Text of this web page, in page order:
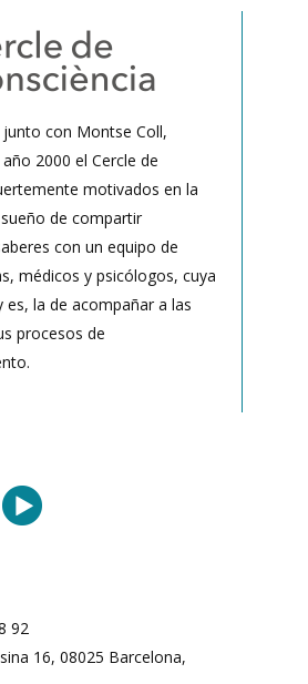
con Montse Coll,
2000 el Cercle de
motivados en la
de compartir
con un equipo de
médicos y psicólogos, cuya
es, la de acompañar a las
procesos de
92
16, 08025 Barcelona,